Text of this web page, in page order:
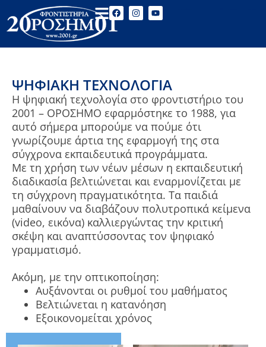
ΨΗΦΙΑΚΉ ΤΕΧΝΟΛΟΓΊΑ
Η ψηφιακή τεχνολογία στο φροντιστήριο του
2001 – ΟΡΟΣΗΜΟ εφαρμόστηκε το 1988, για
αυτό σήμερα μπορούμε να πούμε ότι
γνωρίζουμε άρτια της εφαρμογή της στα
σύγχρονα εκπαιδευτικά προγράμματα.
Mε τη χρήση των νέων μέσων η εκπαιδευτική
διαδικασία βελτιώνεται και εναρμονίζεται με
τη σύγχρονη πραγματικότητα. Τα παιδιά
μαθαίνουν να διαβάζουν πολυτροπικά κείμενα
(video, εικόνα) καλλιεργώντας την κριτική
σκέψη και αναπτύσσοντας τον ψηφιακό
γραμματισμό.
Ακόμη, με την οπτικοποίηση:
Αυξάνονται οι ρυθμοί του μαθήματος
Βελτιώνεται η κατανόηση
Eξοικονομείται χρόνος